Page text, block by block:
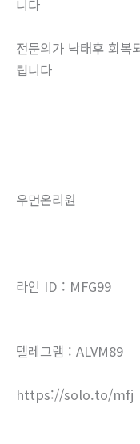
니다
전문의가 낙태후 회복
립니다
우먼온리원
라인 ID : MFG99
텔레그램 : ALVM89
https://solo.to/mfj